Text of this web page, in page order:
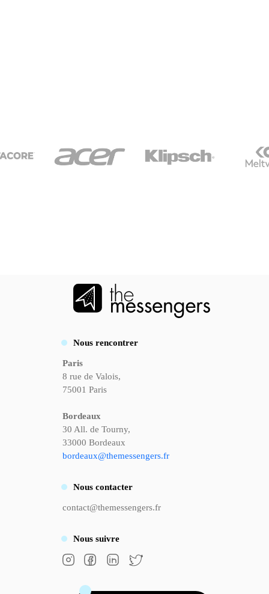
Nous rencontrer
Paris
8 rue de Valois,
75001 Paris
Bordeaux
30 All. de Tourny,
33000 Bordeaux
bordeaux@themessengers.fr
Nous contacter
contact@themessengers.fr
Nous suivre